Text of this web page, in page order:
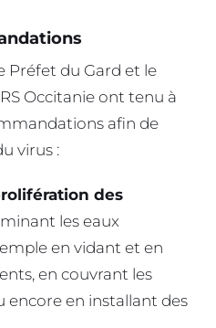
Préfet du Gard et le
Occitanie ont tenu à
afin de
virus :
des
les eaux
en vidant et en
en couvrant les
encore en installant des